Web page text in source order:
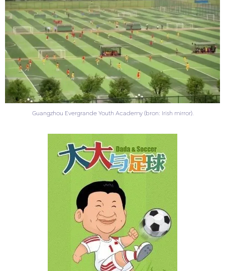
Guangzhou Evergrande Youth Academy (bron: Irish mirror).